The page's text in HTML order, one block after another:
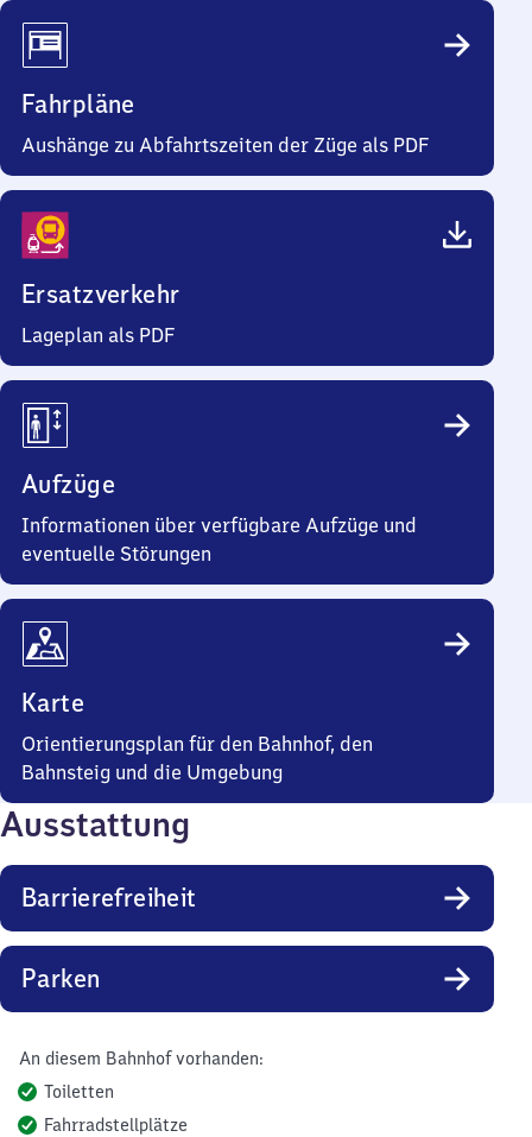
Fahrpläne
Aushänge zu Abfahrtszeiten der Züge als PDF
Ersatzverkehr
Lageplan als PDF
Aufzüge
Informationen über verfügbare Aufzüge und
eventuelle Störungen
Karte
Orientierungsplan für den Bahnhof, den
Bahnsteig und die Umgebung
Ausstattung
Barrierefreiheit
Parken
An diesem Bahnhof vorhanden:
Toiletten
Fahrradstellplätze